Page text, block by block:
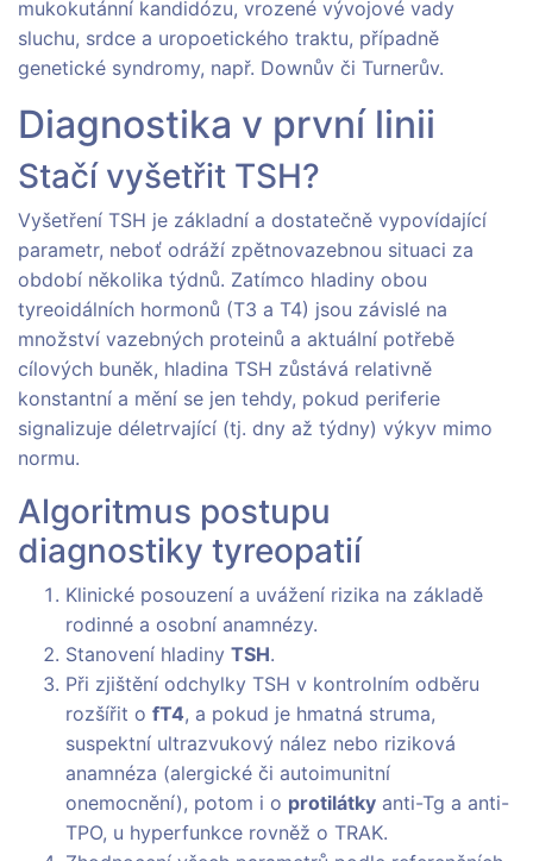
mukokutánní kandidózu, vrozené vývojové vady
sluchu, srdce a uropoetického traktu, případně
genetické syndromy, např. Downův či Turnerův.
Diagnostika v první linii
Stačí vyšetřit TSH?
Vyšetření TSH je základní a dostatečně vypovídající
parametr, neboť odráží zpětnovazebnou situaci za
období několika týdnů. Zatímco hladiny obou
tyreoidálních hormonů (T3 a T4) jsou závislé na
množství vazebných proteinů a aktuální potřebě
cílových buněk, hladina TSH zůstává relativně
konstantní a mění se jen tehdy, pokud periferie
signalizuje déletrvající (tj. dny až týdny) výkyv mimo
normu.
Algoritmus postupu
diagnostiky tyreopatií
Klinické posouzení a uvážení rizika na základě
rodinné a osobní anamnézy.
Stanovení hladiny TSH.
Při zjištění odchylky TSH v kontrolním odběru
rozšířit o fT4, a pokud je hmatná struma,
suspektní ultrazvukový nález nebo riziková
anamnéza (alergické či autoimunitní
onemocnění), potom i o protilátky anti-Tg a anti-
TPO, u hyperfunkce rovněž o TRAK.